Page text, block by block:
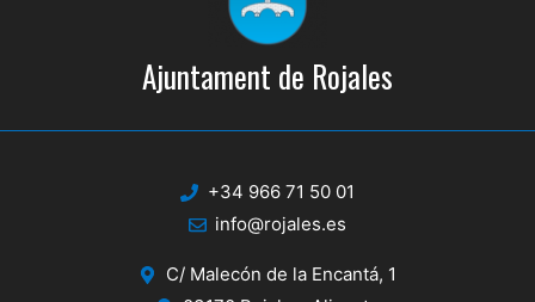
Ajuntament de Rojales
+34 966 71 50 01
info@rojales.es
C/ Malecón de la Encantá, 1